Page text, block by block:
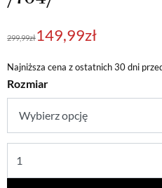
299,99zł
Pierwotna
wynosiła:
299,99zł.
149,99zł
Aktualna
wynosi:
149,99zł.
Najniższa cena z ostatnich 30 dni
Rozmiar